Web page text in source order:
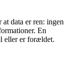
data er ren: ingen
En
eller er forældet.